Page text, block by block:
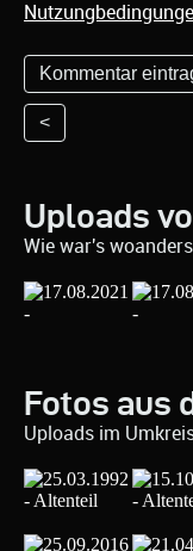
<
Uploads
Wie war's
Fotos aus
Uploads im